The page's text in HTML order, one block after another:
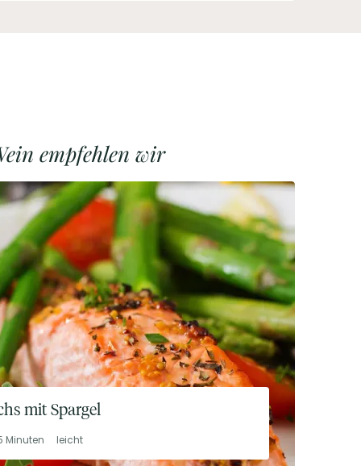
empfehlen wir
mit Spargel
Minuten leicht